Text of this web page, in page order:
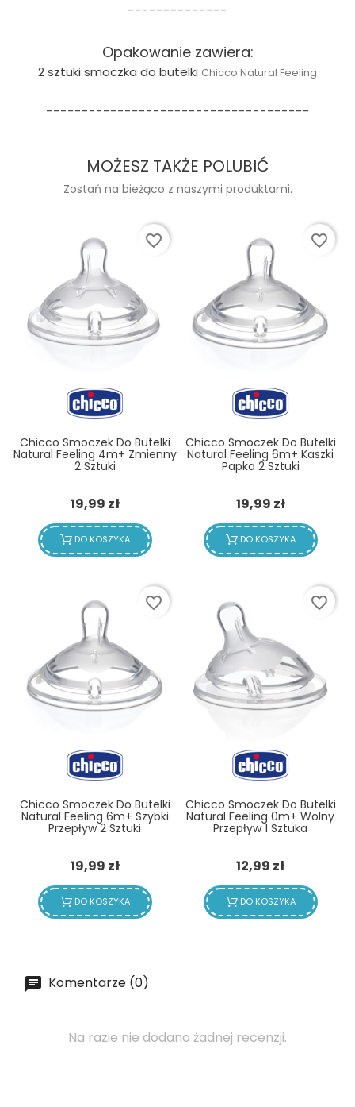
--------------
Opakowanie zawiera:
2 sztuki smoczka do butelki Chicco Natural Feeling
-------------------------------------
MOŻESZ TAKŻE POLUBIĆ
Zostań na bieżąco z naszymi produktami.
Chicco Smoczek Do Butelki
Natural Feeling 4m+ Zmienny
2 Sztuki
19,99 złCena
DO KOSZYKA
favorite_border
Chicco Smoczek Do Butelki
Natural Feeling 6m+ Kaszki
Papka 2 Sztuki
19,99 złCena
DO KOSZYKA
favorite_border
Chicco Smoczek Do Butelki
Natural Feeling 6m+ Szybki
Przepływ 2 Sztuki
19,99 złCena
DO KOSZYKA
favorite_border
Chicco Smoczek Do Butelki
Natural Feeling 0m+ Wolny
Przepływ 1 Sztuka
12,99 złCena
DO KOSZYKA
favorite_border
Komentarze (0)
Na razie nie dodano żadnej recenzji.